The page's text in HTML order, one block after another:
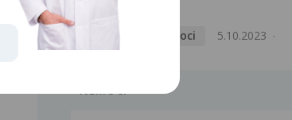
Pohlavní nemoci
5.10.2023
NEMOCI